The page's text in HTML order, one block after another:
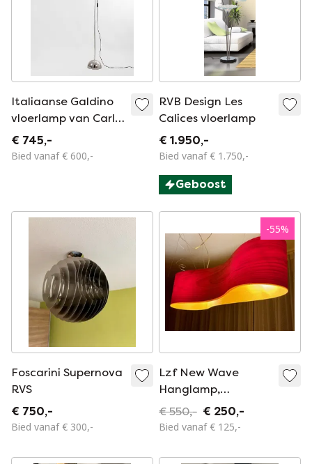
Italiaanse Galdino
vloerlamp van Carlo
Urbinati voor
Guzzini
€ 745,-
Bied vanaf € 600,-
RVB Design Les
Calices vloerlamp
€ 1.950,-
Bied vanaf € 1.750,-
Geboost
Foscarini Supernova
RVS
€ 750,-
Bied vanaf € 300,-
-55%
Lzf New Wave
Hanglamp,
Rood/Geel
Houtfineer
€ 550,- € 250,-
Bied vanaf € 125,-